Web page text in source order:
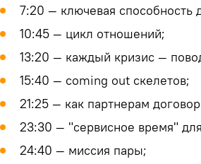
7:20 — ключевая способность
10:45 — цикл отношений;
13:20 — каждый кризис —
15:40 — coming out скелетов;
21:25 — как партнерам
23:30 — "сервисное время"
24:40 — миссия пары;